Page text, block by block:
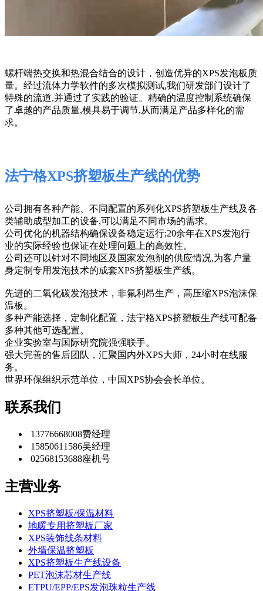
螺杆端热交换和热混合结合的设计，创造优异的XPS发泡板质
量。经过流体力学软件的多次模拟测试,我们研发部门设计了
特殊的流道,并通过了实践的验证。精确的温度控制系统确保
了卓越的产品质量,模具易于调节,从而满足产品多样化的需
求。
法宁格XPS挤塑板生产线的优势
公司拥有各种产能、不同配置的系列化XPS挤塑板生产线及各
类辅助成型加工的设备,可以满足不同市场的需求。
公司优化的机器结构确保设备稳定运行;20余年在XPS发泡行
业的实际经验也保证在处理问题上的高效性。
公司还可以针对不同地区及国家发泡剂的供应情况,为客户量
身定制专用发泡技术的成套XPS挤塑板生产线。
先进的二氧化碳发泡技术，非氟利昂生产，高压缩XPS泡沫保
温板。
多种产能选择，定制化配置，法宁格XPS挤塑板生产线可配备
多种其他可选配置。
企业实验室与国际研究院强强联手。
强大完善的售后团队，汇聚国内外XPS大师，24小时在线服
务。
世界环保组织示范单位，中国XPS协会会长单位。
联系我们
13776668008费经理
15850611586吴经理
02568153688座机号
主营业务
XPS挤塑板/保温材料
地暖专用挤塑板厂家
XPS装饰线条材料
外墙保温挤塑板
XPS挤塑板生产线设备
PET泡沫芯材生产线
ETPU/EPP/EPS发泡珠粒生产线